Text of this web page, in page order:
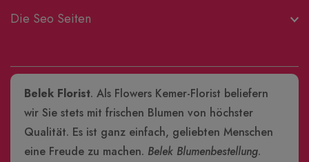
Die Seo Seiten
Belek Florist. Als Flowers Kemer-Florist beliefern
wir Sie stets mit frischen Blumen von höchster
Qualität. Es ist ganz einfach, geliebten Menschen
eine Freude zu machen. Belek Blumenbestellung.